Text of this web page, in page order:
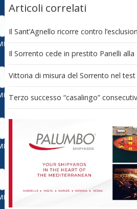
Articoli correlati
Il Sant’Agnello ricorre contro
Il Sorrento cede in prestito Panelli alla
Vittoria di misura del Sorrento nel
Terzo successo “casalingo”